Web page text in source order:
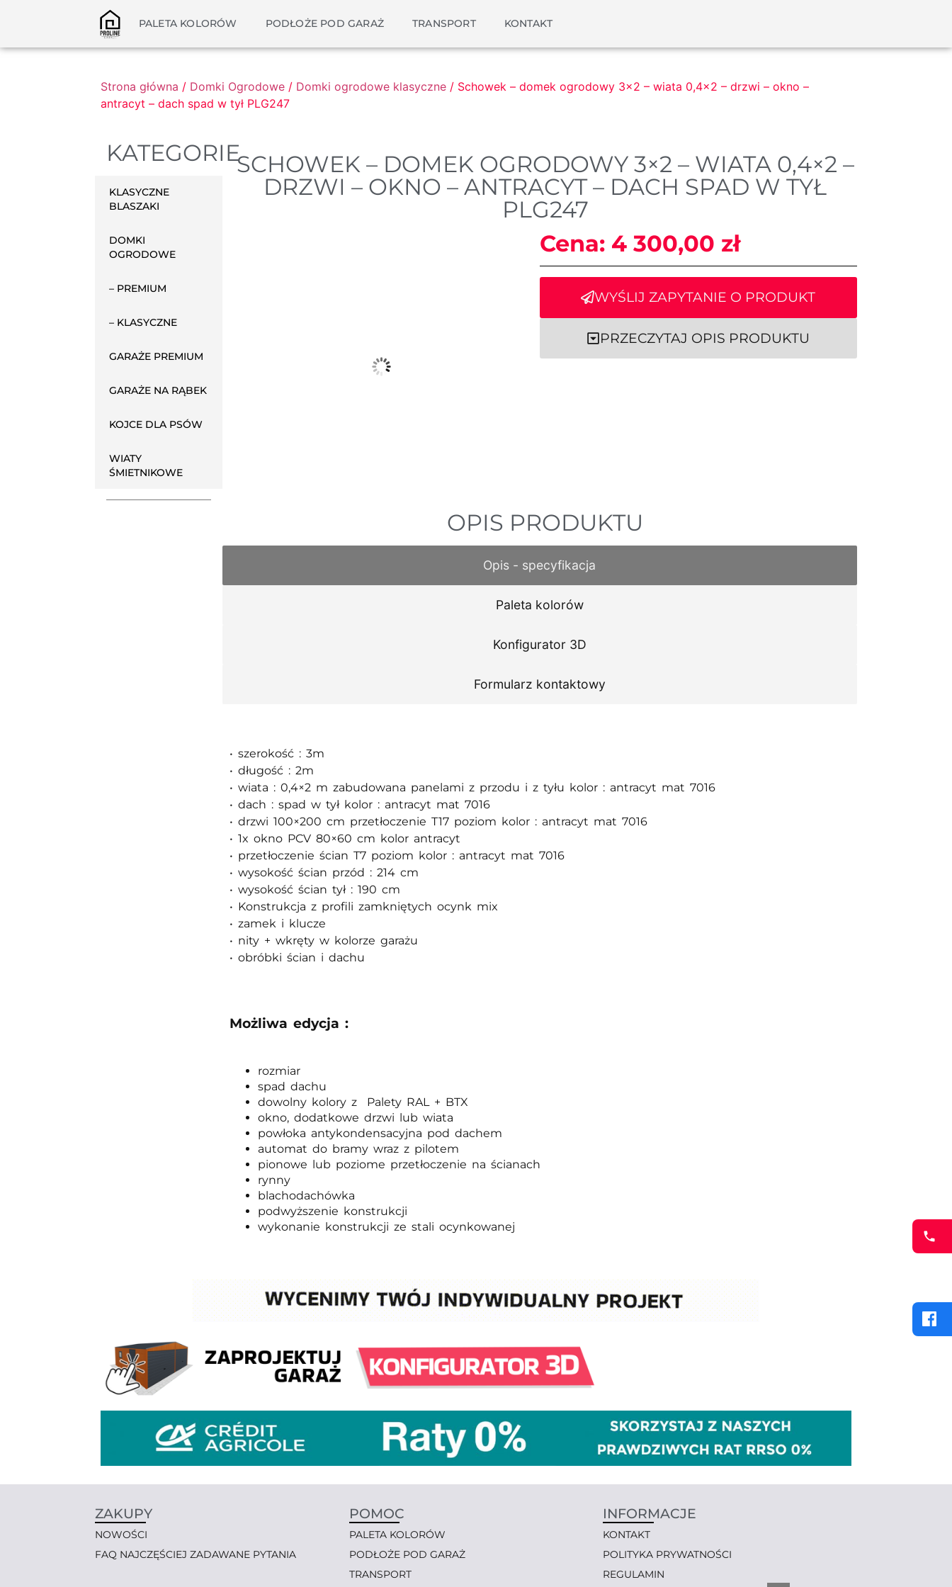
PALETA KOLORÓW PODŁOŻE POD GARAŻ TRANSPORT KONTAKT
Strona główna / Domki Ogrodowe / Domki ogrodowe klasyczne / Schowek – domek ogrodowy 3×2 – wiata 0,4×2 – drzwi – okno –
antracyt – dach spad w tył PLG247
KATEGORIE
KLASYCZNE
BLASZAKI
DOMKI
OGRODOWE
– PREMIUM
– KLASYCZNE
GARAŻE PREMIUM
GARAŻE NA RĄBEK
KOJCE DLA PSÓW
WIATY
ŚMIETNIKOWE
SCHOWEK – DOMEK OGRODOWY 3×2 – WIATA 0,4×2 –
DRZWI – OKNO – ANTRACYT – DACH SPAD W TYŁ
PLG247
Cena: 4 300,00 zł
WYŚLIJ ZAPYTANIE O PRODUKT
PRZECZYTAJ OPIS PRODUKTU
OPIS PRODUKTU
Opis - specyfikacja
Paleta kolorów
Konfigurator 3D
Formularz kontaktowy
• szerokość : 3m
• długość : 2m
• wiata : 0,4×2 m zabudowana panelami z przodu i z tyłu kolor : antracyt mat 7016
• dach : spad w tył kolor : antracyt mat 7016
• drzwi 100×200 cm przetłoczenie T17 poziom kolor : antracyt mat 7016
• 1x okno PCV 80×60 cm kolor antracyt
• przetłoczenie ścian T7 poziom kolor : antracyt mat 7016
• wysokość ścian przód : 214 cm
• wysokość ścian tył : 190 cm
• Konstrukcja z profili zamkniętych ocynk mix
• zamek i klucze
• nity + wkręty w kolorze garażu
• obróbki ścian i dachu
Możliwa edycja :
rozmiar
spad dachu
dowolny kolory z Palety RAL + BTX
okno, dodatkowe drzwi lub wiata
powłoka antykondensacyjna pod dachem
automat do bramy wraz z pilotem
pionowe lub poziome przetłoczenie na ścianach
rynny
blachodachówka
podwyższenie konstrukcji
wykonanie konstrukcji ze stali ocynkowanej
ZAKUPY
NOWOŚCI
FAQ NAJCZĘŚCIEJ ZADAWANE PYTANIA
POMOC
PALETA KOLORÓW
PODŁOŻE POD GARAŻ
TRANSPORT
INFORMACJE
KONTAKT
POLITYKA PRYWATNOŚCI
REGULAMIN